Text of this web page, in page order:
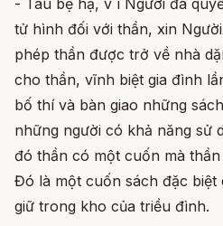
- Tâu bệ hạ, v ì Người đã
tử hình đối với thần, xin
phép thần được trở về nhà
cho thần, vĩnh biệt gia đình
bố thí và bàn giao những
những người có khả năng sử
đó thần có một cuốn mà
Đó là một cuốn sách đặc biệt
giữ trong kho của triều đình.